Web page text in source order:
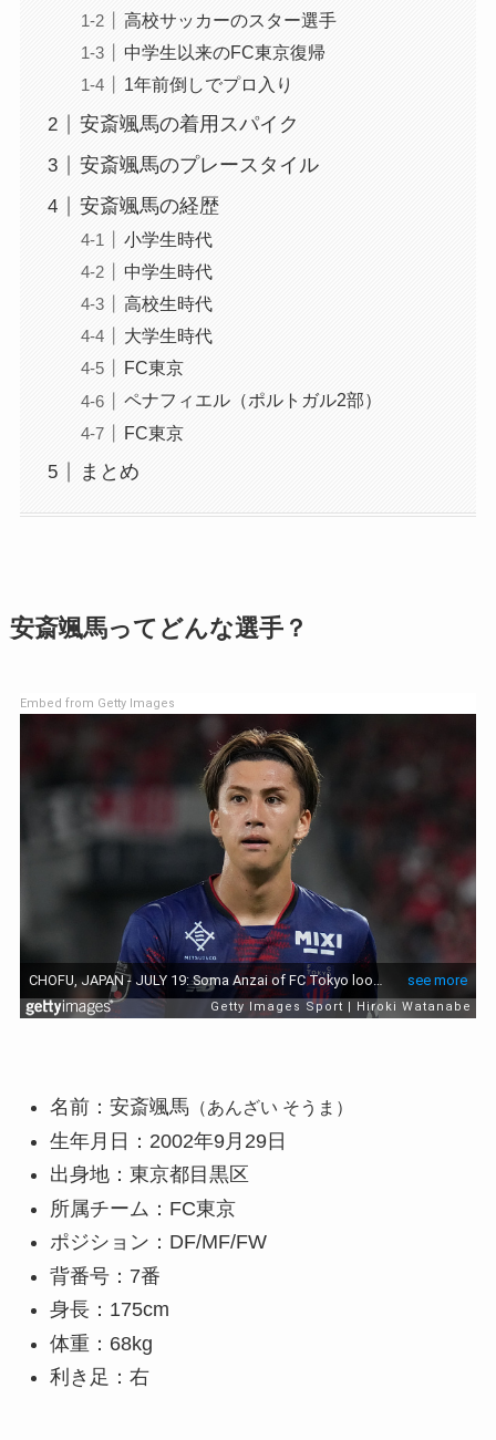
高校サッカーのスター選手
中学生以来のFC東京復帰
1年前倒しでプロ入り
安斎颯馬の着用スパイク
安斎颯馬のプレースタイル
安斎颯馬の経歴
小学生時代
中学生時代
高校生時代
大学生時代
FC東京
ペナフィエル（ポルトガル2部）
FC東京
まとめ
安斎颯馬ってどんな選手？
Embed from Getty Images
名前：安斎颯馬 （あんざい そうま）
生年月日：2002年9月29日
出身地：東京都目黒区
所属チーム：FC東京
ポジション：DF/MF/FW
背番号：7番
身長：175cm
体重：68kg
利き足：右